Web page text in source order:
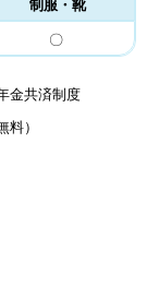
制服・靴
〇
金共済制度
）